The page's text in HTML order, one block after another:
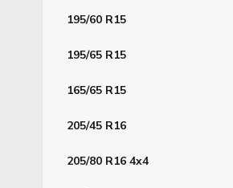
195/60 R15
195/65 R15
165/65 R15
205/45 R16
205/80 R16 4x4